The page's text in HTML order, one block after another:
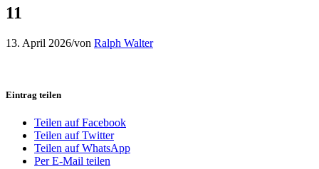
11
13. April 2026/von Ralph Walter
Eintrag teilen
Teilen auf Facebook
Teilen auf Twitter
Teilen auf WhatsApp
Per E-Mail teilen